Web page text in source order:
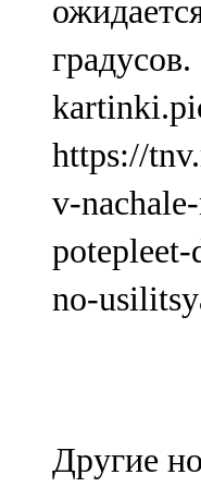
https://
v-
no-
Другие